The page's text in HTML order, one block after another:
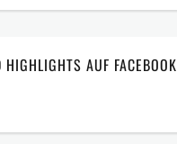
AUF FACEBOOK